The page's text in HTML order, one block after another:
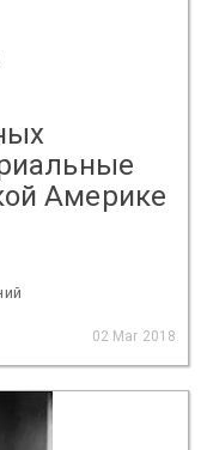
Америке
02 Mar 2018